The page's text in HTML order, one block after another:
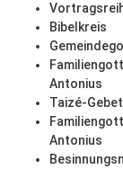
Bibelkreis
Antonius
Taizé-Gebet
Antonius